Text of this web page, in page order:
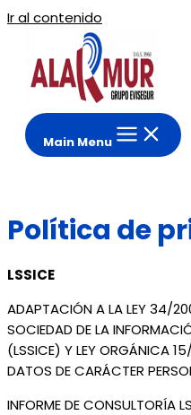
Ir al contenido
Main Menu
Política de
LSSICE
ADAPTACIÓN A LA LEY 34/
SOCIEDAD DE LA
(LSSICE) Y LEY ORGÁNICA
DATOS DE CARÁCTER
INFORME DE CONSULTORÍA